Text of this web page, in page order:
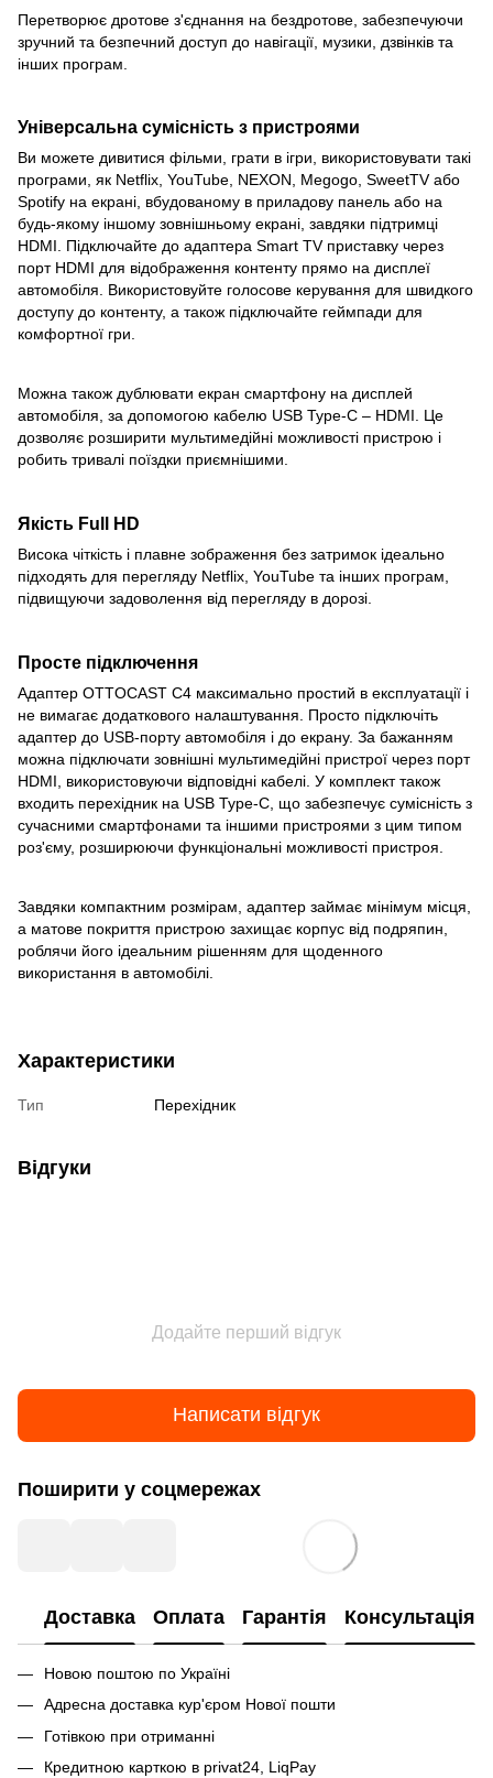
Перетворює дротове з'єднання на бездротове, забезпечуючи
зручний та безпечний доступ до навігації, музики, дзвінків та
інших програм.
Універсальна сумісність з пристроями
Ви можете дивитися фільми, грати в ігри, використовувати такі
програми, як Netflix, YouTube, NEXON, Megogo, SweetTV або
Spotify на екрані, вбудованому в приладову панель або на
будь-якому іншому зовнішньому екрані, завдяки підтримці
HDMI. Підключайте до адаптера Smart TV приставку через
порт HDMI для відображення контенту прямо на дисплеї
автомобіля. Використовуйте голосове керування для швидкого
доступу до контенту, а також підключайте геймпади для
комфортної гри.
Можна також дублювати екран смартфону на дисплей
автомобіля, за допомогою кабелю USB Type-C – HDMI. Це
дозволяє розширити мультимедійні можливості пристрою і
робить тривалі поїздки приємнішими.
Якість Full HD
Висока чіткість і плавне зображення без затримок ідеально
підходять для перегляду Netflix, YouTube та інших програм,
підвищуючи задоволення від перегляду в дорозі.
Просте підключення
Адаптер OTTOCAST C4 максимально простий в експлуатації і
не вимагає додаткового налаштування. Просто підключіть
адаптер до USB-порту автомобіля і до екрану. За бажанням
можна підключати зовнішні мультимедійні пристрої через порт
HDMI, використовуючи відповідні кабелі. У комплект також
входить перехідник на USB Type-C, що забезпечує сумісність з
сучасними смартфонами та іншими пристроями з цим типом
роз'єму, розширюючи функціональні можливості пристроя.
Завдяки компактним розмірам, адаптер займає мінімум місця,
а матове покриття пристрою захищає корпус від подряпин,
роблячи його ідеальним рішенням для щоденного
використання в автомобілі.
Характеристики
Тип Перехідник
Відгуки
Додайте перший відгук
Написати відгук
Поширити у соцмережах
Доставка Оплата Гарантія Консультація
Новою поштою по Україні
Адресна доставка кур'єром Нової пошти
Готівкою при отриманні
Кредитною карткою в privat24, LiqPay